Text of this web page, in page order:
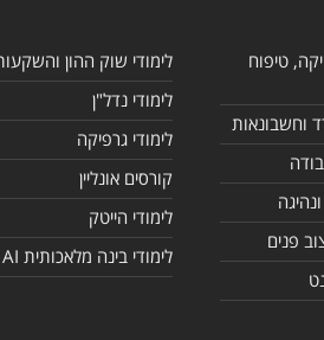
טיפוח
וחשבונאות
פנים
לימודי שוק ההון
לימודי נדל"ן
לימודי גרפיקה
קורסים אונליין
לימודי הייטק
לימודי בינה מלאכותית AI